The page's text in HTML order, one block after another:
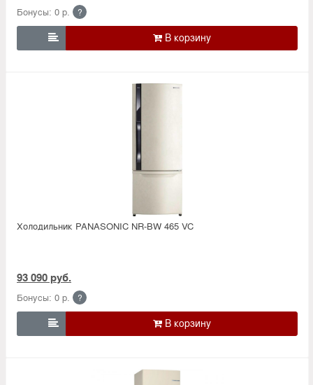
Бонусы: 0 р. ?

Холодильник PANASONIC NR-BW 465 VC
93 090 руб.
Бонусы: 0 р. ?
